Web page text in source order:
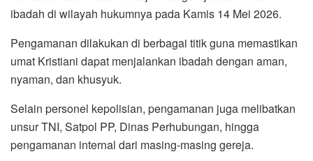
ibadah di wilayah hukumnya pada Kamis 14 Mei 2026.
Pengamanan dilakukan di berbagai titik guna memastikan
umat Kristiani dapat menjalankan ibadah dengan aman,
nyaman, dan khusyuk.
Selain personel kepolisian, pengamanan juga melibatkan
unsur TNI, Satpol PP, Dinas Perhubungan, hingga
pengamanan internal dari masing-masing gereja.